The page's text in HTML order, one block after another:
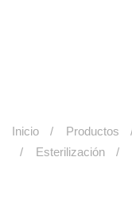
Inicio Productos
Esterilización